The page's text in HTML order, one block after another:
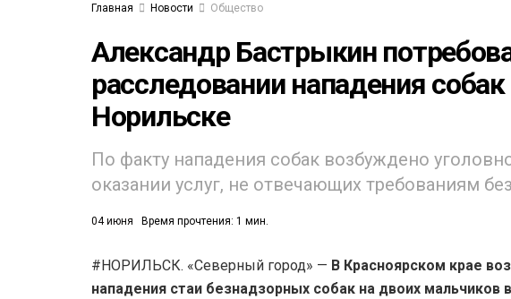
Главная Новости Общество
Александр Бастрыкин
расследовании нападения
Норильске
По факту нападения собак возбуждено
оказании услуг, не отвечающих требованиям
04 июня Время прочтения: 1 мин.
#НОРИЛЬСК. «Северный город» — В Красноярском крае
нападения стаи безнадзорных собак на двоих мальчиков